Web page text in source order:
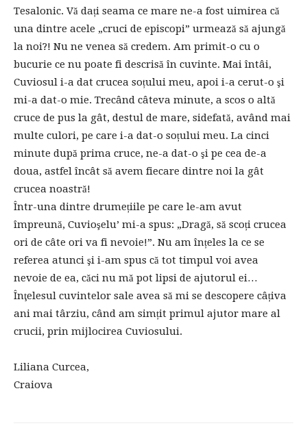
Tesalonic. Vă dați seama ce mare ne-a fost uimirea că
una dintre acele „cruci de episcopi” urmează să ajungă
la noi?! Nu ne venea să credem. Am primit-o cu o
bucurie ce nu poate fi descrisă în cuvinte. Mai întâi,
Cuviosul i-a dat crucea soțului meu, apoi i-a cerut-o şi
mi-a dat-o mie. Trecând câteva minute, a scos o altă
cruce de pus la gât, destul de mare, sidefată, având mai
multe culori, pe care i-a dat-o soțului meu. La cinci
minute după prima cruce, ne-a dat-o şi pe cea de-a
doua, astfel încât să avem fiecare dintre noi la gât
crucea noastră!
Într-una dintre drumețiile pe care le-am avut
împreună, Cuvioşelu’ mi-a spus: „Dragă, să scoți crucea
ori de câte ori va fi nevoie!”. Nu am înțeles la ce se
referea atunci şi i-am spus că tot timpul voi avea
nevoie de ea, căci nu mă pot lipsi de ajutorul ei…
Înţelesul cuvintelor sale avea să mi se descopere câțiva
ani mai târziu, când am simțit primul ajutor mare al
crucii, prin mijlocirea Cuviosului.
Liliana Curcea,
Craiova